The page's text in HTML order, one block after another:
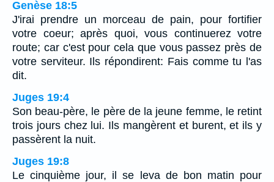
Genèse 18:5
J'irai prendre un morceau de pain, pour fortifier
votre coeur; après quoi, vous continuerez votre
route; car c'est pour cela que vous passez près de
votre serviteur. Ils répondirent: Fais comme tu l'as
dit.
Juges 19:4
Son beau-père, le père de la jeune femme, le retint
trois jours chez lui. Ils mangèrent et burent, et ils y
passèrent la nuit.
Juges 19:8
Le cinquième jour, il se leva de bon matin pour